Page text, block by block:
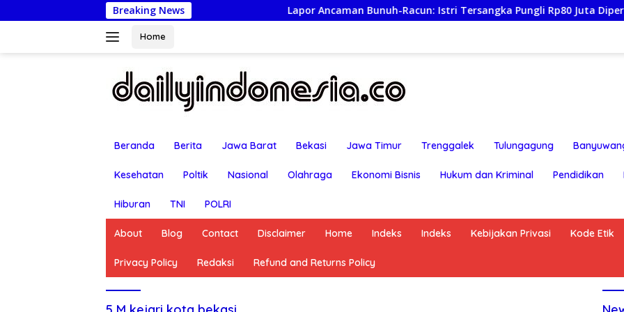
ke
Breaking News Lapor Ancaman Bunuh-Racun: Istri Tersangka Pungli Rp80 Juta Diperiksa, Oknum
Home
Beranda Berita Jawa Barat Bekasi Jawa Timur Trenggalek Tulungagung
Kesehatan Poltik Nasional Olahraga Ekonomi Bisnis Hukum dan Kriminal Pendidikan
Hiburan TNI POLRI
About Blog Contact Disclaimer Home Indeks Indeks Kebijakan Privasi Kode Etik
Privacy Policy Redaksi Refund and Returns Policy